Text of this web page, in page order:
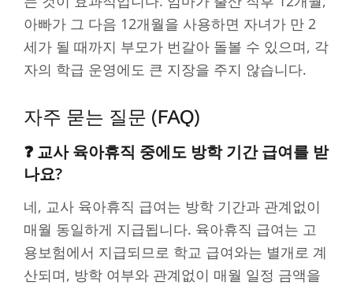
아빠가 그 다음 12개월을 사용하면 자녀가 만 2
세가 될 때까지 부모가 번갈아 돌볼 수 있으며, 각
자의 학급 운영에도 큰 지장을 주지 않습니다.
자주 묻는 질문 (FAQ)
❓ 교사 육아휴직 중에도 방학 기간 급여를 받
나요?
네, 교사 육아휴직 급여는 방학 기간과 관계없이
매월 동일하게 지급됩니다. 육아휴직 급여는 고
용보험에서 지급되므로 학교 급여와는 별개로 계
산되며, 방학 여부와 관계없이 매월 일정 금액을